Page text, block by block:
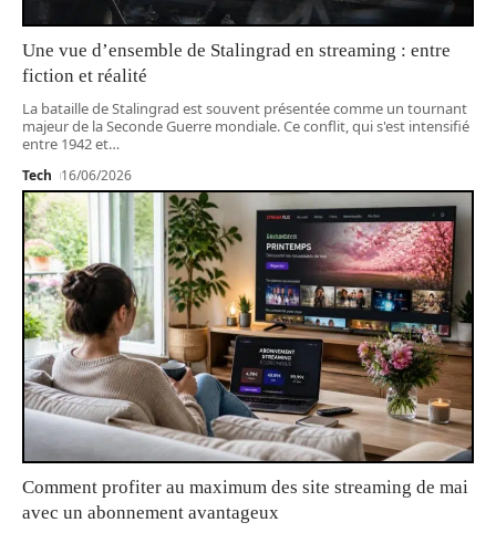
Une vue d’ensemble de Stalingrad en streaming : entre
fiction et réalité
La bataille de Stalingrad est souvent présentée comme un tournant
majeur de la Seconde Guerre mondiale. Ce conflit, qui s'est intensifié
entre 1942 et…
Tech 16/06/2026
Comment profiter au maximum des site streaming de mai
avec un abonnement avantageux